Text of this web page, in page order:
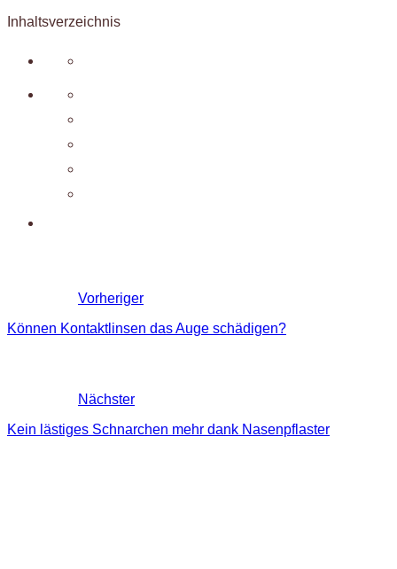
Inhaltsverzeichnis
Vorheriger
Können Kontaktlinsen das Auge schädigen?
Nächster
Kein lästiges Schnarchen mehr dank Nasenpflaster